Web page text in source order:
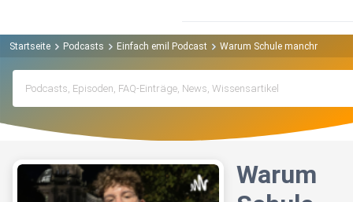
Startseite Podcasts Einfach emil Podcast Warum Schule manchmal
Warum